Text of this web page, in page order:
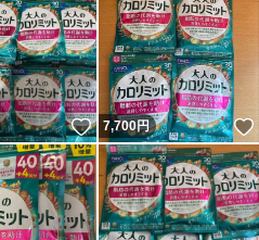
いいね！
7,700円